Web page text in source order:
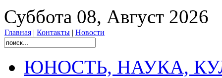
Суббота 08, Август 2026
Главная | Контакты | Новости
ЮНОСТЬ, НАУКА,